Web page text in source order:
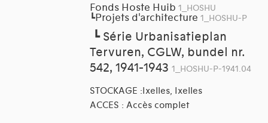
Fonds Hoste Huib 1_HOSHU
┗Projets d'architecture 1_HOSHU-P
┗ Série Urbanisatieplan
Tervuren, CGLW, bundel nr.
542, 1941-1943 1_HOSHU-P-1941.04
STOCKAGE :Ixelles, Ixelles
ACCES : Accès complet